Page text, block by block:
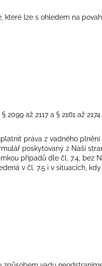
které lze s ohledem na
až 2117 a § 2161 až 2174
práva z vadného
poskytovaný z Naší
případů dle čl. 7.4, bez
v čl. 7.5 i v situacích,